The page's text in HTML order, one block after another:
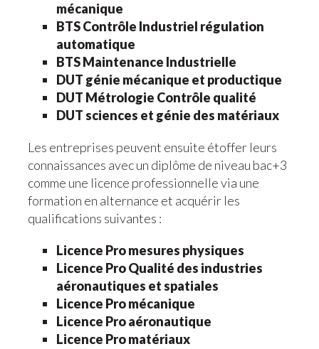
mécanique
BTS Contrôle Industriel régulation
automatique
BTS Maintenance Industrielle
DUT génie mécanique et productique
DUT Métrologie Contrôle qualité
DUT sciences et génie des matériaux
Les entreprises peuvent ensuite étoffer leurs
connaissances avec un diplôme de niveau bac+3
comme une licence professionnelle via une
formation en alternance et acquérir les
qualifications suivantes :
Licence Pro mesures physiques
Licence Pro Qualité des industries
aéronautiques et spatiales
Licence Pro mécanique
Licence Pro aéronautique
Licence Pro matériaux